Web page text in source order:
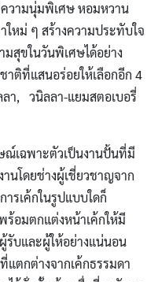
วามนุ่มพิเศษ หอมหวาน
ใหม่ ๆ สร้างความประทับใจ
มสุขในวันพิเศษได้อย่าง
าติที่แสนอร่อยให้เลือกอีก 4
ลา, วนิลลา-แยมสตอเบอรี่
ณ์เฉพาะตัวเป็นงานปั้นที่มี
นโดยช่างผู้เชี่ยวชาญจาก
ารเค้กในรูปแบบใดก็
ร้อมตกแต่งหน้าเค้กให้มี
รับและผู้ให้อย่างแน่นอน
ตกต่างจากเค้กธรรมดา